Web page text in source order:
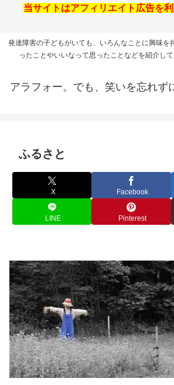
当サイトはアフィリエイト広告を利
発達障害の子どもがいても、いろんなことに興味を
ったことやいいなって思ったことなどを紹介して
アラフォー。でも、笑いを忘れず
ふるさと
X Facebook
LINE Pinterest